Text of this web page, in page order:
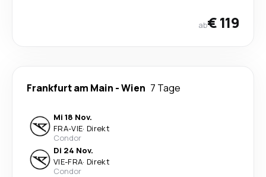
ab€ 119
Frankfurt am Main -Wien 7 Tage
Mi 18 Nov.
FRA-VIE· Direkt
Condor
Di 24 Nov.
VIE-FRA· Direkt
Condor